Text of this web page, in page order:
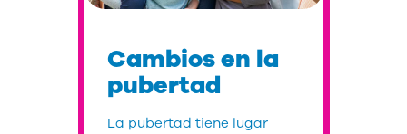
Cambios en la
pubertad
La pubertad tiene lugar